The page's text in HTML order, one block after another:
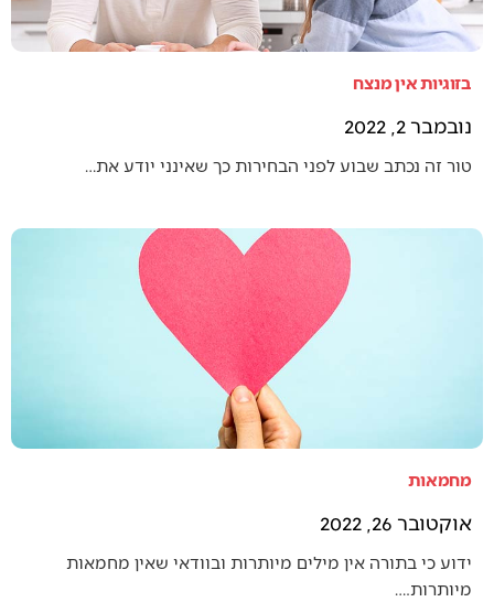
בזוגיות אין מנצח
נובמבר 2, 2022
טור זה נכתב שבוע לפני הבחירות כך שאינני יודע את…
מחמאות
אוקטובר 26, 2022
ידוע כי בתורה אין מילים מיותרות ובוודאי שאין מחמאות
מיותרות.…